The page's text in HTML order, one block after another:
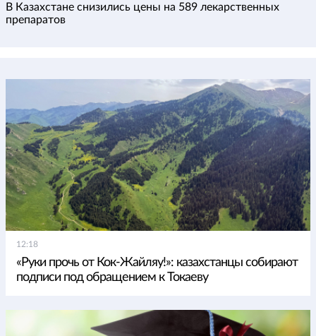
В Казахстане снизились цены на 589 лекарственных
препаратов
12:18
«Руки прочь от Кок-Жайляу!»: казахстанцы собирают
подписи под обращением к Токаеву